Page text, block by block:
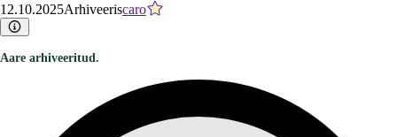
12.10.2025Arhiveeriscaro
Aare arhiveeritud.